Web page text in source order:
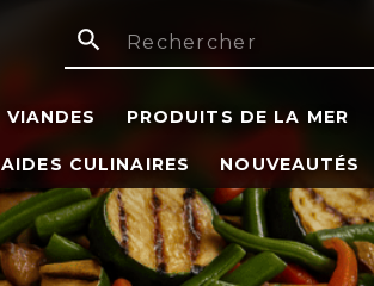
search
VIANDES PRODUITS DE LA MER
AIDES CULINAIRES NOUVEAUTÉS